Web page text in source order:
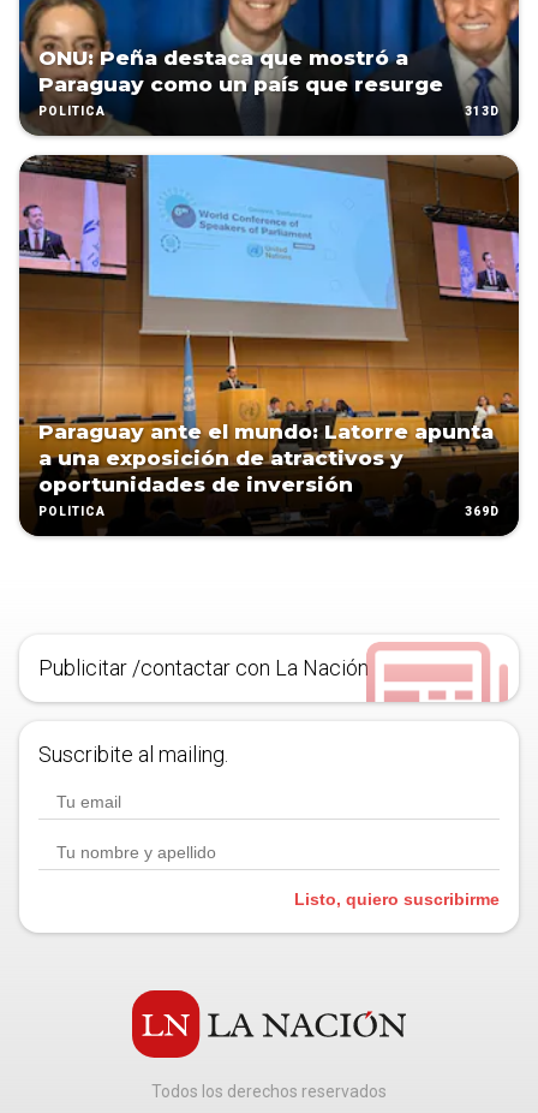
ONU: Peña destaca que mostró a
Paraguay como un país que resurge
POLÍTICA 313D
Paraguay ante el mundo: Latorre apunta
a una exposición de atractivos y
oportunidades de inversión
POLÍTICA 369D
Publicitar /contactar con La Nación
Suscribite al mailing.
Listo, quiero suscribirme
Todos los derechos reservados